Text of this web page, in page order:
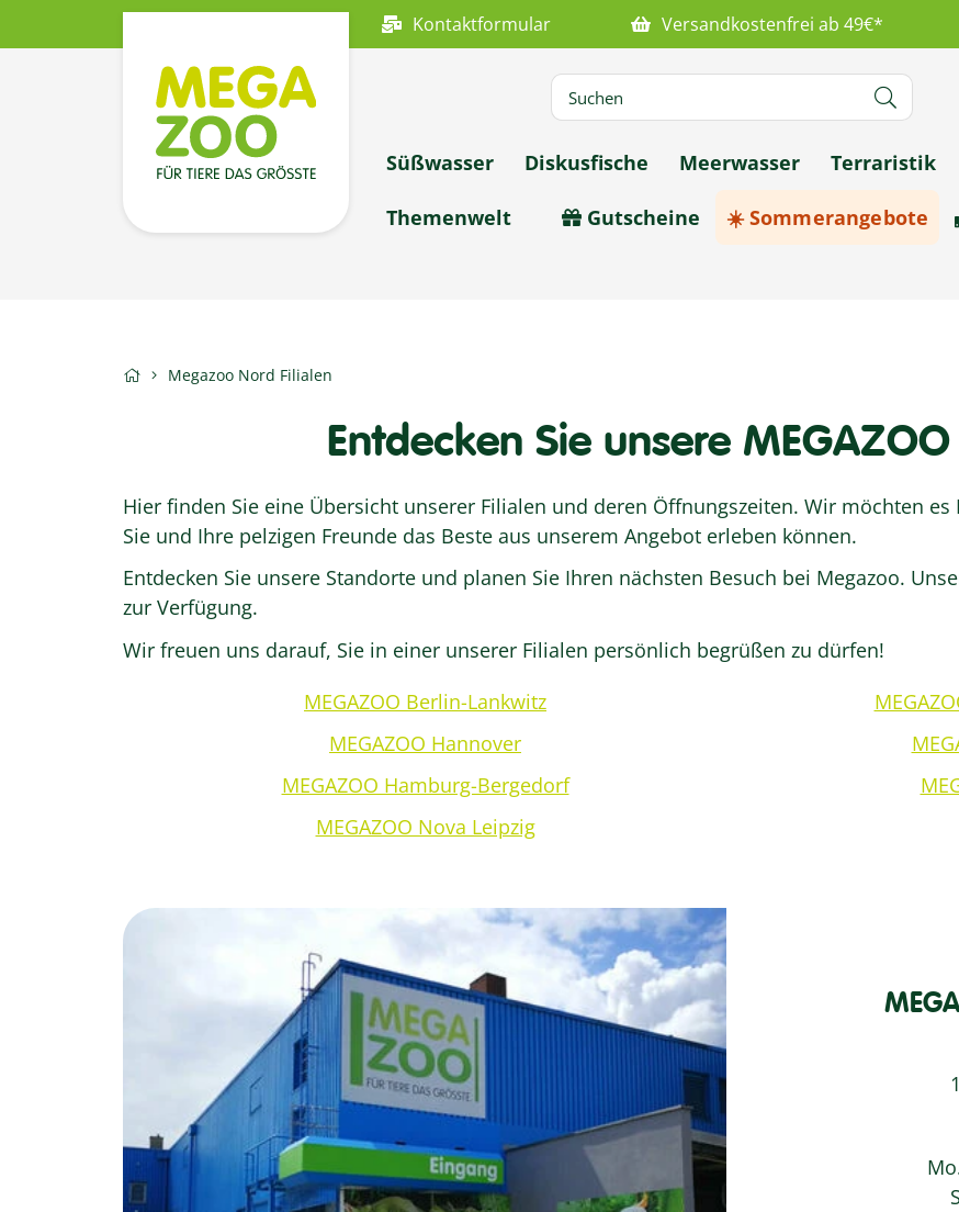
Kontaktformular Versandkostenfrei ab 49€*
Süßwasser Diskusfische Meerwasser Terraristik
Themenwelt Gutscheine ☀️ Sommerangebote
Megazoo Nord Filialen
Entdecken Sie unsere
Hier finden Sie eine Übersicht unserer Filialen und deren Öffnungszeiten. Wir möchten
Sie und Ihre pelzigen Freunde das Beste aus unserem Angebot erleben können.
Entdecken Sie unsere Standorte und planen Sie Ihren nächsten Besuch bei Megazoo.
zur Verfügung.
Wir freuen uns darauf, Sie in einer unserer Filialen persönlich begrüßen zu dürfen!
MEGAZOO Berlin-Lankwitz
MEGAZOO Hannover
MEGAZOO Hamburg-Bergedorf
MEGAZOO Nova Leipzig